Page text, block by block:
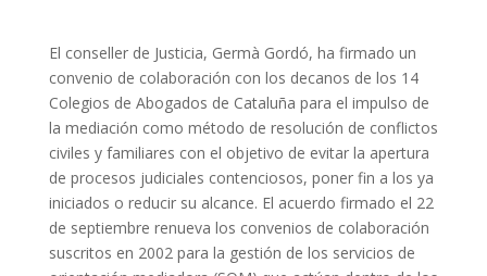
El conseller de Justicia, Germà Gordó, ha firmado un
convenio de colaboración con los decanos de los 14
Colegios de Abogados de Cataluña para el impulso de
la mediación como método de resolución de conflictos
civiles y familiares con el objetivo de evitar la apertura
de procesos judiciales contenciosos, poner fin a los ya
iniciados o reducir su alcance. El acuerdo firmado el 22
de septiembre renueva los convenios de colaboración
suscritos en 2002 para la gestión de los servicios de